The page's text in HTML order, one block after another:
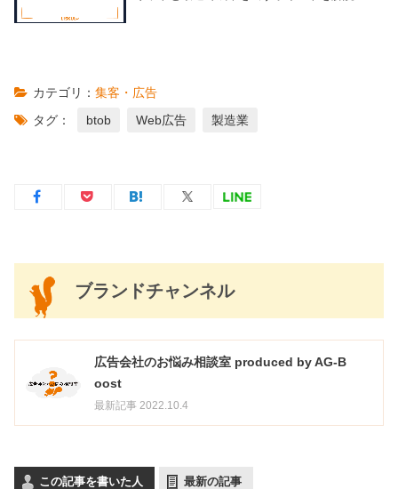
カテゴリ： 集客・広告
タグ：
btob Web広告 製造業
ブランドチャンネル
広告会社のお悩み相談室 produced by AG-B
oost
最新記事 2022.10.4
この記事を書いた人 最新の記事